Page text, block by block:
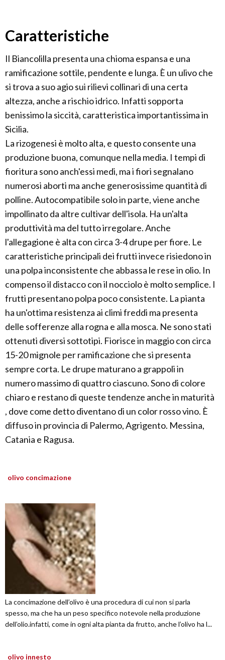
Caratteristiche
Il Biancolilla presenta una chioma espansa e una
ramificazione sottile, pendente e lunga. È un ulivo che
si trova a suo agio sui rilievi collinari di una certa
altezza, anche a rischio idrico. Infatti sopporta
benissimo la siccità, caratteristica importantissima in
Sicilia.
La rizogenesi è molto alta, e questo consente una
produzione buona, comunque nella media. I tempi di
fioritura sono anch'essi medi, ma i fiori segnalano
numerosi aborti ma anche generosissime quantità di
polline. Autocompatibile solo in parte, viene anche
impollinato da altre cultivar dell'isola. Ha un'alta
produttività ma del tutto irregolare. Anche
l'allegagione è alta con circa 3-4 drupe per fiore. Le
caratteristiche principali dei frutti invece risiedono in
una polpa inconsistente che abbassa le rese in olio. In
compenso il distacco con il nocciolo è molto semplice. I
frutti presentano polpa poco consistente. La pianta
ha un'ottima resistenza ai climi freddi ma presenta
delle sofferenze alla rogna e alla mosca. Ne sono stati
ottenuti diversi sottotipi. Fiorisce in maggio con circa
15-20 mignole per ramificazione che si presenta
sempre corta. Le drupe maturano a grappoli in
numero massimo di quattro ciascuno. Sono di colore
chiaro e restano di queste tendenze anche in maturità
, dove come detto diventano di un color rosso vino. È
diffuso in provincia di Palermo, Agrigento. Messina,
Catania e Ragusa.
olivo concimazione
La concimazione dell’olivo è una procedura di cui non si parla
spesso, ma che ha un peso specifico notevole nella produzione
dell’olio.infatti, come in ogni alta pianta da frutto, anche l’olivo ha l...
olivo innesto